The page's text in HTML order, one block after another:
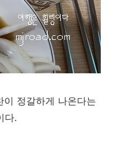
정갈하게 나온다는
다.